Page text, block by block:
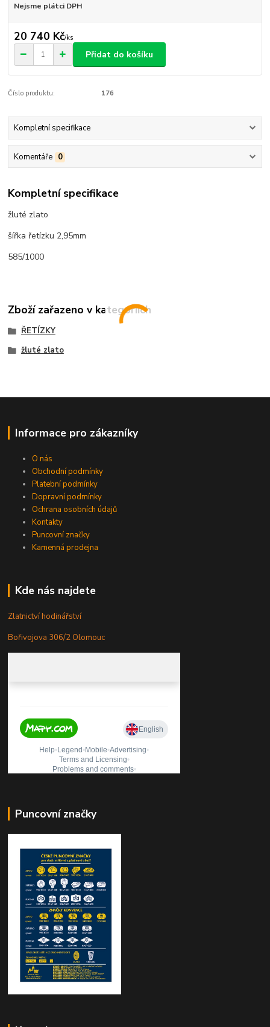
Nejsme plátci DPH
20 740 Kč/ks
Přidat do košíku
Číslo produktu: 176
Kompletní specifikace
Komentáře 0
Kompletní specifikace
žluté zlato
šířka řetízku 2,95mm
585/1000
Zboží zařazeno v kategoriích
ŘETÍZKY
žluté zlato
Informace pro zákazníky
O nás
Obchodní podmínky
Platební podmínky
Dopravní podmínky
Ochrana osobních údajů
Kontakty
Puncovní značky
Kamenná prodejna
Kde nás najdete
Zlatnictví hodinářství
Bořivojova 306/2 Olomouc
Puncovní značky